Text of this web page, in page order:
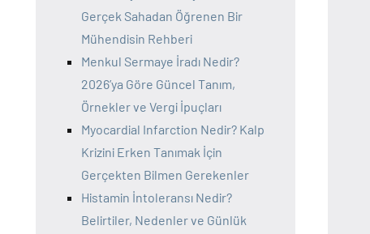
Gerçek Sahadan Öğrenen Bir
Mühendisin Rehberi
Menkul Sermaye İradı Nedir?
2026’ya Göre Güncel Tanım,
Örnekler ve Vergi İpuçları
Myocardial Infarction Nedir? Kalp
Krizini Erken Tanımak İçin
Gerçekten Bilmen Gerekenler
Histamin İntoleransı Nedir?
Belirtiler, Nedenler ve Günlük